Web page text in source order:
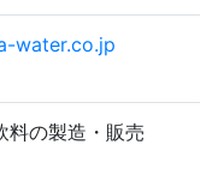
water.co.jp
料の製造・販売